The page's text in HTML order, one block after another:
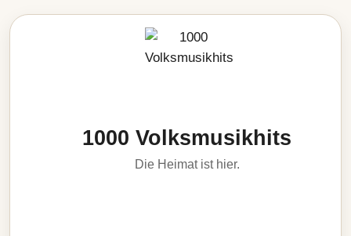
1000 Volksmusikhits
Die Heimat ist hier.